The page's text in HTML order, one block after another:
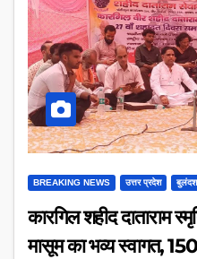
BREAKING NEWS उत्तर प्रदेश
कारगिल शहीद दाताराम
मासूम का भव्य स्वागत,